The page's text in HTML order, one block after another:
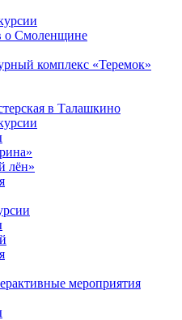
о Смоленщине
комплекс «Теремок»
в Талашкино
лён»
мероприятия